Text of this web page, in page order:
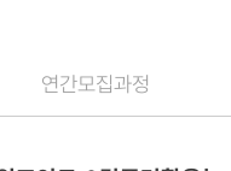
연간모집과정